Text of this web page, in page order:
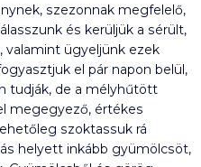
szezonnak megfelelő,
és kerüljük a sérült,
ügyeljünk ezek
el pár napon belül,
tudják, de a mélyhűtött
megegyező, értékes
szoktassuk rá
helyett inkább gyümölcsöt,